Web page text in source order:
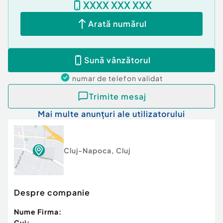
XXXX XXX XXX
Arată numărul
Sună vânzătorul
numar de telefon validat
Trimite mesaj
Mai multe anunțuri ale utilizatorului
Cluj-Napoca, Cluj
Despre companie
Nume Firma: